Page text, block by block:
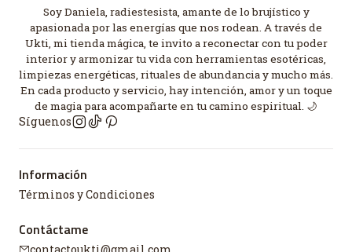
Soy Daniela, radiestesista, amante de lo brujístico y
apasionada por las energías que nos rodean. A través de
Ukti, mi tienda mágica, te invito a reconectar con tu poder
interior y armonizar tu vida con herramientas esotéricas,
limpiezas energéticas, rituales de abundancia y mucho más.
En cada producto y servicio, hay intención, amor y un toque
de magia para acompañarte en tu camino espiritual. 🌙
Síguenos
Información
Términos y Condiciones
Contáctame